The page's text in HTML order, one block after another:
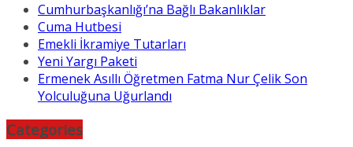
Cumhurbaşkanlığı’na Bağlı Bakanlıklar
Cuma Hutbesi
Emekli İkramiye Tutarları
Yeni Yargı Paketi
Ermenek Asıllı Öğretmen Fatma Nur Çelik Son
Yolculuğuna Uğurlandı
Categories